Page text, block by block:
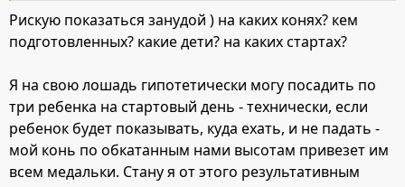
Рискую показаться занудой ) на каких конях? кем
подготовленных? какие дети? на каких стартах?
Я на свою лошадь гипотетически могу посадить по
три ребенка на стартовый день - технически, если
ребенок будет показывать, куда ехать, и не падать -
мой конь по обкатанным нами высотам привезет им
всем медальки. Стану я от этого результативным